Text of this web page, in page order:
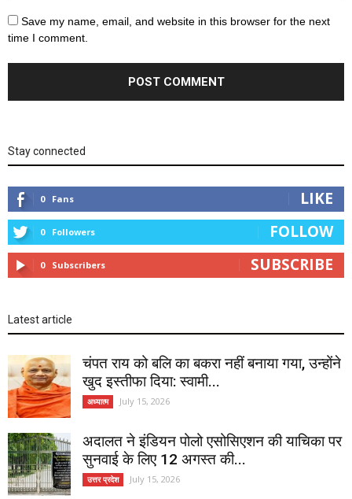
Save my name, email, and website in this browser for the next
time I comment.
Stay connected
0 Fans LIKE
0 Followers FOLLOW
0 Subscribers SUBSCRIBE
Latest article
चंपत राय को बलि का बकरा नहीं बनाया गया, उन्होंने
खुद इस्तीफा दिया: स्वामी...
अध्यात्म July 15, 2026
अदालत ने इंडियन पोलो एसोसिएशन की याचिका पर
सुनवाई के लिए 12 अगस्त की...
उत्तर प्रदेश July 15, 2026